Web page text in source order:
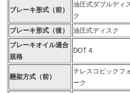
ブレーキ形式（前）
油圧式ダブルディ
ク
ブレーキ形式（後） 油圧式ディスク
ブレーキオイル適合
規格
DOT 4
懸架方式（前）
テレスコピックフ
ーク